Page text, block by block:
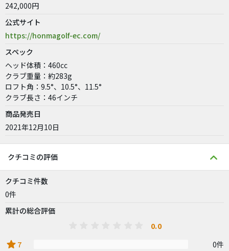
242,000円
公式サイト
https://honmagolf-ec.com/
スペック
ヘッド体積：460cc
クラブ重量：約283g
ロフト角：9.5°、10.5°、11.5°
クラブ長さ：46インチ
商品発売日
2021年12月10日
クチコミの評価
クチコミ件数
0件
累計の総合評価
0.0
star 7 0件